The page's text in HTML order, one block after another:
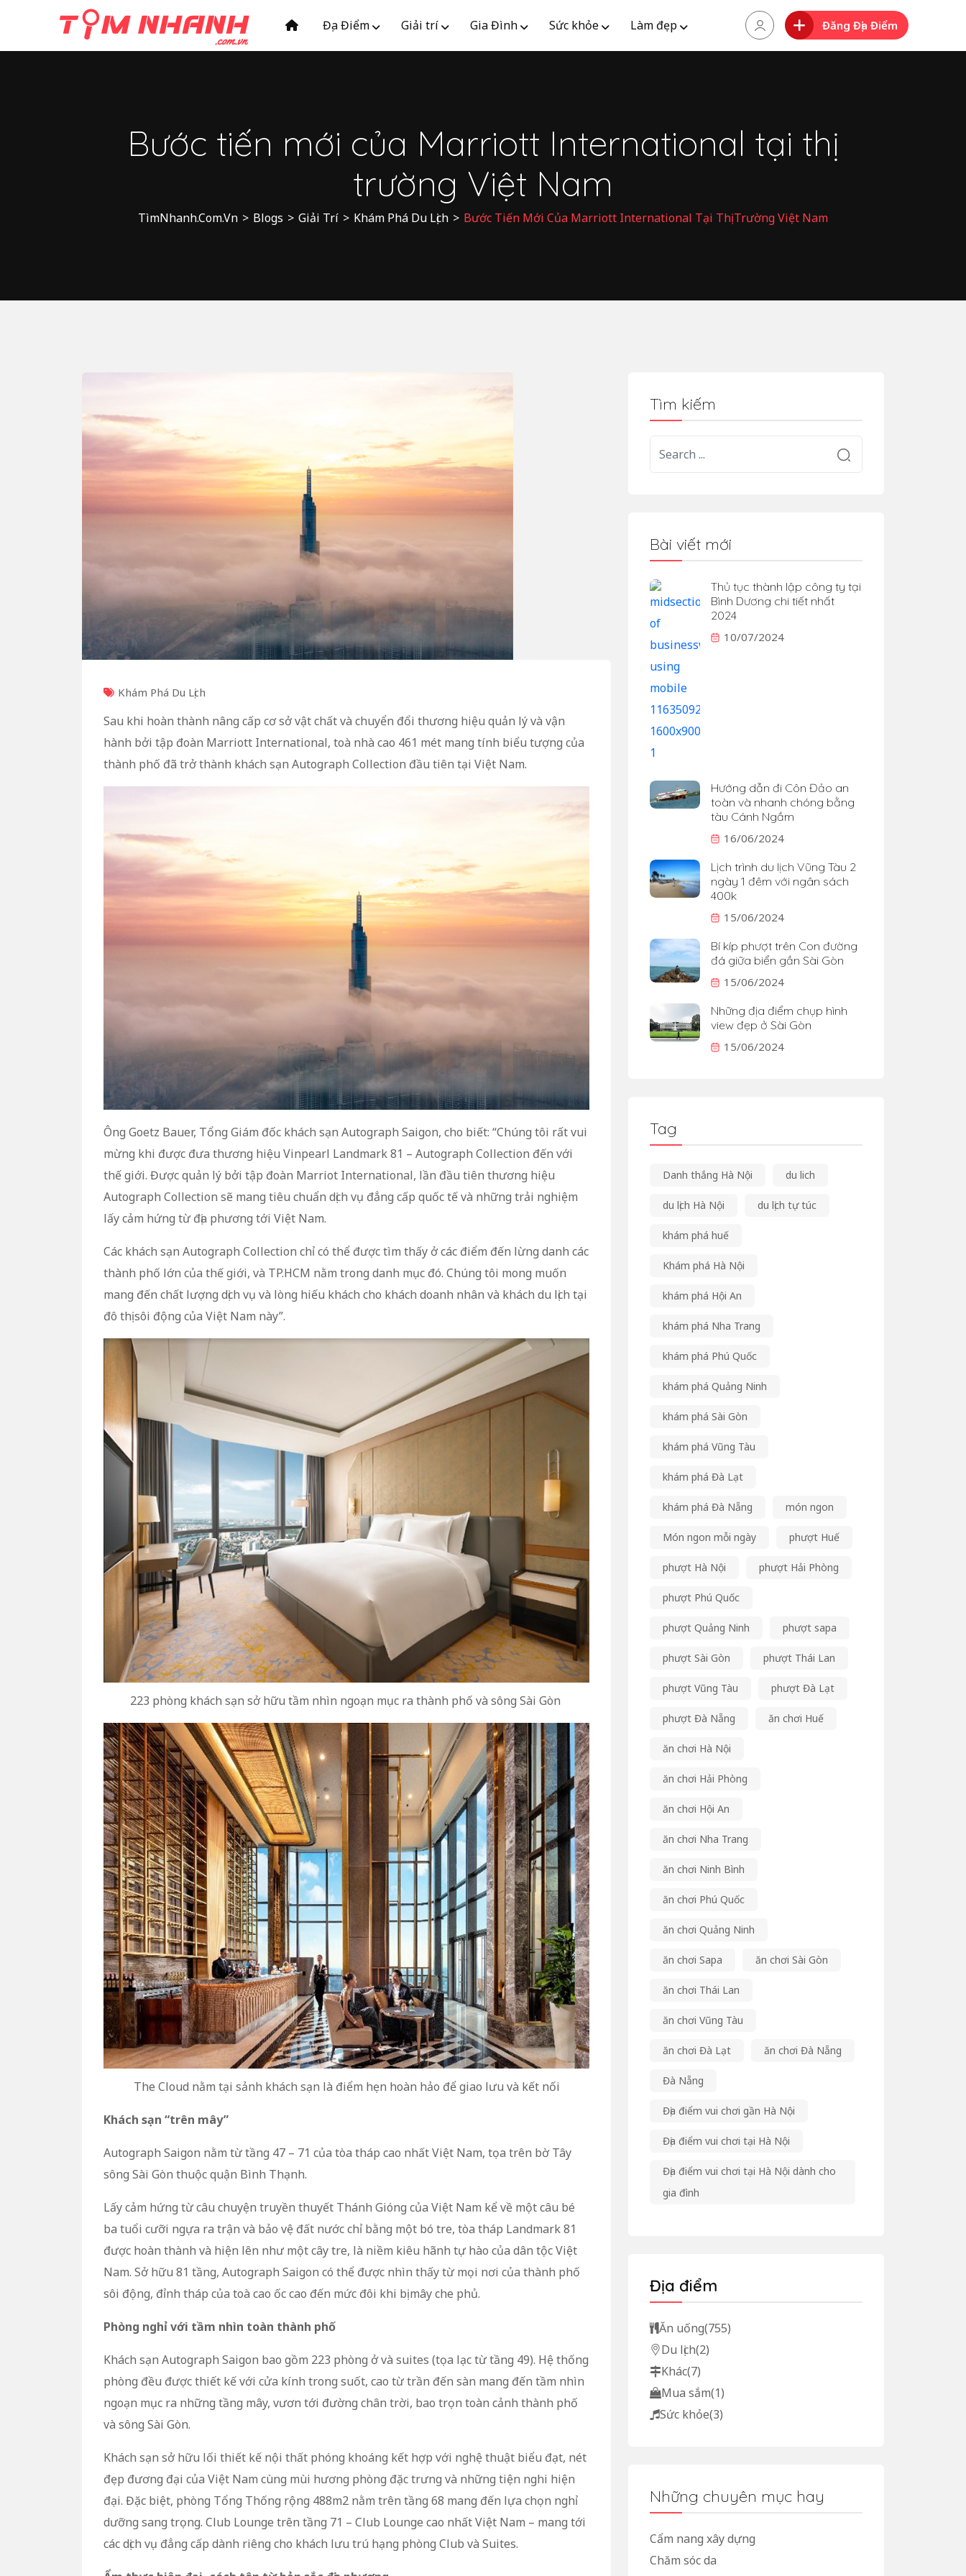
Địa Điểm Giải trí Gia Đình Sức khỏe Làm đẹp Đăng Địa Điểm
Bước tiến mới của Marriott International tại thị
trường Việt Nam
TìmNhanh.Com.Vn > Blogs > Giải Trí > Khám Phá Du Lịch > Bước Tiến Mới Của Marriott International Tại Thị Trường Việt Nam
Khám Phá Du Lịch
Sau khi hoàn thành nâng cấp cơ sở vật chất và chuyển đổi thương hiệu quản lý và vận
hành bởi tập đoàn Marriott International, toà nhà cao 461 mét mang tính biểu tượng của
thành phố đã trở thành khách sạn Autograph Collection đầu tiên tại Việt Nam.
Ông Goetz Bauer, Tổng Giám đốc khách sạn Autograph Saigon, cho biết: “Chúng tôi rất vui
mừng khi được đưa thương hiệu Vinpearl Landmark 81 – Autograph Collection đến với
thế giới. Được quản lý bởi tập đoàn Marriot International, lần đầu tiên thương hiệu
Autograph Collection sẽ mang tiêu chuẩn dịch vụ đẳng cấp quốc tế và những trải nghiệm
lấy cảm hứng từ địa phương tới Việt Nam.
Các khách sạn Autograph Collection chỉ có thể được tìm thấy ở các điểm đến lừng danh các
thành phố lớn của thế giới, và TP.HCM nằm trong danh mục đó. Chúng tôi mong muốn
mang đến chất lượng dịch vụ và lòng hiếu khách cho khách doanh nhân và khách du lịch tại
đô thị sôi động của Việt Nam này”.
223 phòng khách sạn sở hữu tầm nhìn ngoạn mục ra thành phố và sông Sài Gòn
The Cloud nằm tại sảnh khách sạn là điểm hẹn hoàn hảo để giao lưu và kết nối
Khách sạn “trên mây”
Autograph Saigon nằm từ tầng 47 – 71 của tòa tháp cao nhất Việt Nam, tọa trên bờ Tây
sông Sài Gòn thuộc quận Bình Thạnh.
Lấy cảm hứng từ câu chuyện truyền thuyết Thánh Gióng của Việt Nam kể về một câu bé
ba tuổi cưỡi ngựa ra trận và bảo vệ đất nước chỉ bằng một bó tre, tòa tháp Landmark 81
được hoàn thành và hiện lên như một cây tre, là niềm kiêu hãnh tự hào của dân tộc Việt
Nam. Sở hữu 81 tầng, Autograph Saigon có thể được nhìn thấy từ mọi nơi của thành phố
sôi động, đỉnh tháp của toà cao ốc cao đến mức đôi khi bị mây che phủ.
Phòng nghỉ với tầm nhìn toàn thành phố
Khách sạn Autograph Saigon bao gồm 223 phòng ở và suites (tọa lạc từ tầng 49). Hệ thống
phòng đều được thiết kế với cửa kính trong suốt, cao từ trần đến sàn mang đến tầm nhìn
ngoạn mục ra những tầng mây, vươn tới đường chân trời, bao trọn toàn cảnh thành phố
và sông Sài Gòn.
Khách sạn sở hữu lối thiết kế nội thất phóng khoáng kết hợp với nghệ thuật biểu đạt, nét
đẹp đương đại của Việt Nam cùng mùi hương phòng đặc trưng và những tiện nghi hiện
đại. Đặc biệt, phòng Tổng Thống rộng 488m2 nằm trên tầng 68 mang đến lựa chọn nghỉ
dưỡng sang trọng. Club Lounge trên tầng 71 – Club Lounge cao nhất Việt Nam – mang tới
các dịch vụ đẳng cấp dành riêng cho khách lưu trú hạng phòng Club và Suites.
Tìm kiếm
Bài viết mới
Thủ tục thành lập công ty tại
Bình Dương chi tiết nhất
2024
10/07/2024
Hướng dẫn đi Côn Đảo an
toàn và nhanh chóng bằng
tàu Cánh Ngầm
16/06/2024
Lịch trình du lịch Vũng Tàu 2
ngày 1 đêm với ngân sách
400k
15/06/2024
Bí kíp phượt trên Con đường
đá giữa biển gần Sài Gòn
15/06/2024
Những địa điểm chụp hình
view đẹp ở Sài Gòn
15/06/2024
Tag
Danh thắng Hà Nội du lich
du lịch Hà Nội du lịch tự túc
khám phá huế
Khám phá Hà Nội
khám phá Hội An
khám phá Nha Trang
khám phá Phú Quốc
khám phá Quảng Ninh
khám phá Sài Gòn
khám phá Vũng Tàu
khám phá Đà Lạt
khám phá Đà Nẵng món ngon
Món ngon mỗi ngày phượt Huế
phượt Hà Nội phượt Hải Phòng
phượt Phú Quốc
phượt Quảng Ninh phượt sapa
phượt Sài Gòn phượt Thái Lan
phượt Vũng Tàu phượt Đà Lạt
phượt Đà Nẵng ăn chơi Huế
ăn chơi Hà Nội
ăn chơi Hải Phòng
ăn chơi Hội An
ăn chơi Nha Trang
ăn chơi Ninh Bình
ăn chơi Phú Quốc
ăn chơi Quảng Ninh
ăn chơi Sapa ăn chơi Sài Gòn
ăn chơi Thái Lan
ăn chơi Vũng Tàu
ăn chơi Đà Lạt ăn chơi Đà Nẵng
Đà Nẵng
Địa điểm vui chơi gần Hà Nội
Địa điểm vui chơi tại Hà Nội
Địa điểm vui chơi tại Hà Nội dành cho
gia đình
Địa điểm
Ăn uống(755)
Du lịch(2)
Khác(7)
Mua sắm(1)
Sức khỏe(3)
Những chuyên mục hay
Cẩm nang xây dựng
Chăm sóc da